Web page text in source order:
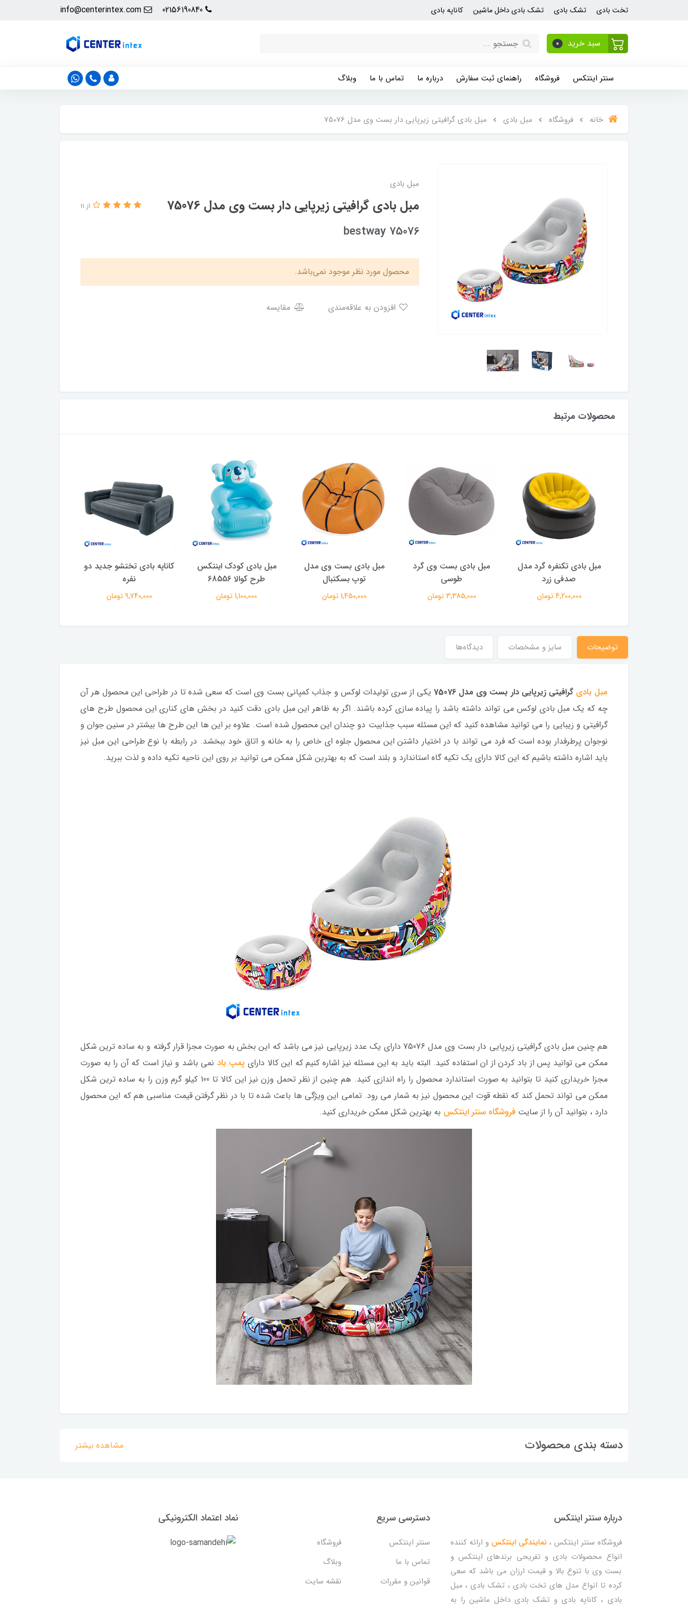
تخت بادی تشک بادی تشک بادی داخل ماشین کاناپه بادی 02156190840
info@centerintex.com
سبد خرید 0
سنتر اینتکس فروشگاه راهنمای ثبت سفارش درباره ما تماس با ما وبلاگ
خانه فروشگاه مبل بادی مبل بادی گرافیتی زیرپایی دار بست وی مدل 75076
مبل بادی
مبل بادی گرافیتی زیرپایی دار بست وی مدل 75076 از 11
bestway 75076
محصول مورد نظر موجود نمی‌باشد.
مقایسه
محصولات مرتبط
مبل بادی تکنفره گرد مدل
صدفی زرد
4,200,000 تومان
مبل بادی بست وی گرد
طوسی
3,385,000 تومان
مبل بادی بست وی مدل
توپ بسکتبال
1,450,000 تومان
مبل بادی کودک اینتکس
طرح کوالا 68556
1,100,000 تومان
کاناپه بادی تختشو جدید دو
نفره
9,740,000 تومان
توضیحات سایز و مشخصات دیدگاه‌ها
مبل بادی گرافیتی زیرپایی دار بست وی مدل 75076
یکی از سری تولیدات لوکس و جذاب کمپانی بست وی است که سعی شده تا در طراحی این محصول هر آن
چه که یک مبل بادی لوکس می تواند داشته باشد را پیاده سازی کرده باشند. اگر به ظاهر این مبل بادی دقت کنید در بخش های کناری این محصول طرح های
گرافیتی و زیبایی را می توانید مشاهده کنید که این مسئله سبب جذابیت دو چندان این محصول شده است. علاوه بر این ها این طرح ها بیشتر در سنین جوان و
نوجوان پرطرفدار بوده است که فرد می تواند با در اختیار داشتن این محصول جلوه ای خاص را به خانه و اتاق خود ببخشد. در رابطه با نوع طراحی این مبل نیز
باید اشاره داشته باشیم که این کالا دارای یک تکیه گاه استاندارد و بلند است که به بهترین شکل ممکن می توانید بر روی این ناحیه تکیه داده و لذت ببرید.
هم چنین مبل بادی گرافیتی زیرپایی دار بست وی مدل 75076 دارای یک عدد زیرپایی نیز می باشد که این بخش به صورت مجزا قرار گرفته و به ساده ترین شکل
ممکن می توانید پس از باد کردن از ان استفاده کنید. البته باید به این مسئله نیز اشاره کنیم که این کالا دارای پمپ باد نمی باشد و نیاز است که آن را به صورت
مجزا خریداری کنید تا بتوانید به صورت استاندارد محصول را راه اندازی کنید. هم چنین از نظر تحمل وزن نیز این کالا تا 100 کیلو گرم وزن را به ساده ترین شکل
ممکن می تواند تحمل کند که نقطه قوت این محصول نیز به شمار می رود. تمامی این ویژگی ها باعث شده تا با در نظر گرفتن قیمت مناسبی هم که این محصول
دارد ، بتوانید آن را از سایت فروشگاه سنتر اینتکس به بهترین شکل ممکن خریداری کنید.
دسته بندی محصولات مشاهده بیشتر
درباره سنتر اینتکس
فروشگاه سنتر اینتکس ،نمایندگی اینتکس و ارائه کننده
انواع محصولات بادی و تفریحی برندهای اینتکس و
بست وی با تنوع بالا و قیمت ارزان می باشد که سعی
کرده تا انواع مدل های تخت بادی ، تشک بادی ، مبل
بادی ، کاناپه بادی و تشک بادی داخل ماشین را به
دسترسی سریع
سنتر اینتکس
فروشگاه
تماس با ما
وبلاگ
قوانین و مقررات
نقشه سایت
نماد اعتماد الکترونیکی